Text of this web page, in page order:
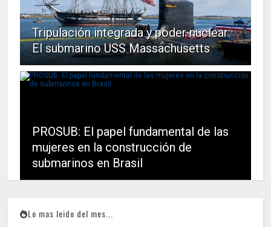
Tripulación integrada y poder nuclear:
El submarino USS Massachusetts
PROSUB: El papel fundamental de las
mujeres en la construcción de
submarinos en Brasil
Lo mas leido del mes...